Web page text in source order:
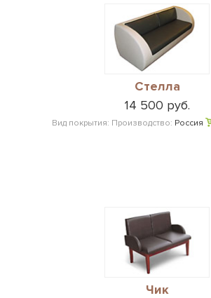
Стелла
14 500 руб.
Вид покрытия: Производство: Россия
Чик